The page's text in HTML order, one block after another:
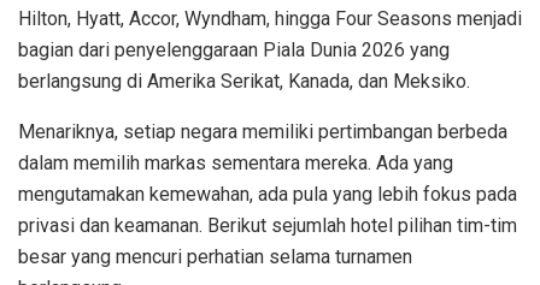
Hilton, Hyatt, Accor, Wyndham, hingga Four Seasons menjadi
bagian dari penyelenggaraan Piala Dunia 2026 yang
berlangsung di Amerika Serikat, Kanada, dan Meksiko.
Menariknya, setiap negara memiliki pertimbangan berbeda
dalam memilih markas sementara mereka. Ada yang
mengutamakan kemewahan, ada pula yang lebih fokus pada
privasi dan keamanan. Berikut sejumlah hotel pilihan tim-tim
besar yang mencuri perhatian selama turnamen